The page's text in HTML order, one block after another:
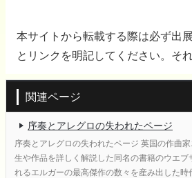
本サイトから転載する際は必ず出
とリンクを明記してください。そ
関連ページ
序奏とアレグロの失われたページ
序奏とアレグロの失われたページ 英国の作曲
生や作品を詳しく解説した同名の書籍のウエ
れるエルガーの最高傑作の数々を産み出した時